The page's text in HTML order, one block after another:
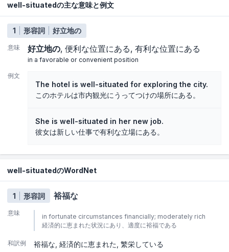
well-situatedの主な意味と例文
1 形容詞 好立地の
意味 好立地の 便利な位置にある 有利な位置にある
in a favorable or convenient position
例文
The hotel is well-situated for exploring the city.
このホテルは市内観光にうってつけの場所にある。
She is well-situated in her new job.
彼女は新しい仕事で有利な立場にある。
well-situatedのWordNet
1 形容詞 裕福な
意味
in fortunate circumstances financially; moderately rich
経済的に恵まれた状況にあり、適度に裕福である
和訳例 裕福な 経済的に恵まれた 繁栄している